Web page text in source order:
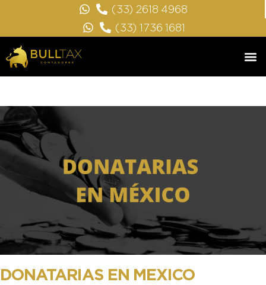
(33) 2618 4968
(33) 1736 1681
DONATARIAS EN MEXICO